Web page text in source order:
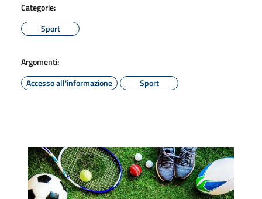
Categorie:
Sport
Argomenti:
Accesso all'informazione
Sport